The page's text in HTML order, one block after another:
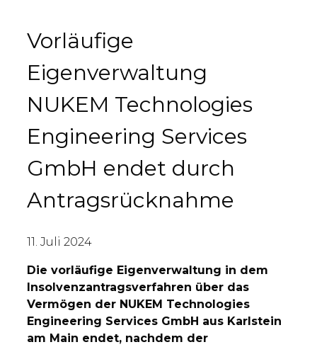
Vorläufige
Eigenverwaltung
NUKEM Technologies
Engineering Services
GmbH endet durch
Antragsrücknahme
11. Juli 2024
Die vorläufige Eigenverwaltung in dem
Insolvenzantragsverfahren über das
Vermögen der NUKEM Technologies
Engineering Services GmbH aus Karlstein
am Main endet, nachdem der